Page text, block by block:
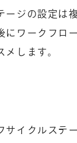
ージの設定は
にワークフロ
メします。
サイクルステ